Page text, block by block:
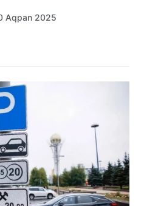
Aqpan 2025